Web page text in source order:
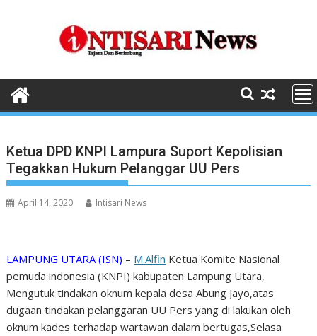
Ketua DPD KNPI Lampura Suport Kepolisian
Tegakkan Hukum Pelanggar UU Pers
April 14, 2020 Intisari News
LAMPUNG UTARA (ISN) – M.Alfin Ketua Komite Nasional
pemuda indonesia (KNPI) kabupaten Lampung Utara,
Mengutuk tindakan oknum kepala desa Abung Jayo,atas
dugaan tindakan pelanggaran UU Pers yang di lakukan oleh
oknum kades terhadap wartawan dalam bertugas,Selasa